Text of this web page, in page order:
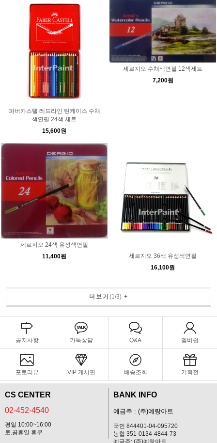
파버카스텔 레드라인 틴케이스 수채
색연필 24색 세트
15,600원
세르지오 수채색연필 12색세트
7,200원
세르지오 24색 유성색연필
11,400원
세르지오 36색 유성색연필
16,100원
더보기 (1/3)+
공지사항 카톡상담 Q&A 멤버쉽
포토리뷰 VIP 게시판 배송조회 기획전
CS CENTER
02-452-4540
평일 10:00~16:00
토,공휴일 휴무
BANK INFO
예금주 : (주)예랑아트
국민 844401-04-095720
농협 351-0134-4844-73
예금주: (주)예랑아트